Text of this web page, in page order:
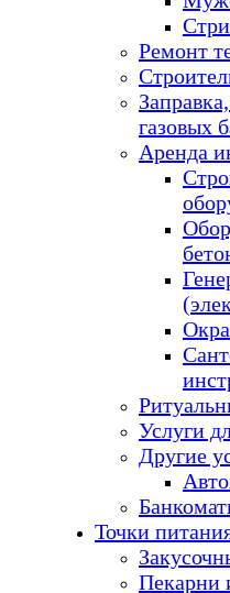
Ремонт
газовых
Аренда
Услуги
Другие
Точки
Пекарни